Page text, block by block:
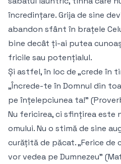
încredințare. Grija de sine
abandon sfânt în brațele
bine decât ți-ai putea
fricile sau potențialul.
Și astfel, în loc de „crede în
„Încrede-te în Domnul din
pe înțelepciunea ta!”
Nu fericirea, ci sfințirea este
omului. Nu o stimă de sine
curățită de păcat. „Ferice de
vor vedea pe Dumnezeu”